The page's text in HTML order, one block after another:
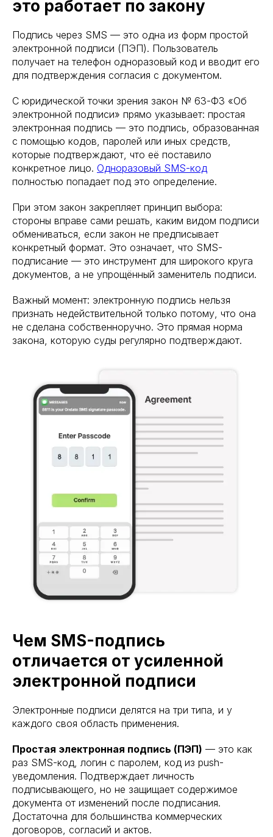
это работает по закону
Подпись через SMS — это одна из форм простой
электронной подписи (ПЭП). Пользователь
получает на телефон одноразовый код и вводит его
для подтверждения согласия с документом.
С юридической точки зрения закон № 63-ФЗ «Об
электронной подписи» прямо указывает: простая
электронная подпись — это подпись, образованная
с помощью кодов, паролей или иных средств,
которые подтверждают, что её поставило
конкретное лицо. Одноразовый SMS-код
полностью попадает под это определение.
При этом закон закрепляет принцип выбора:
стороны вправе сами решать, каким видом подписи
обмениваться, если закон не предписывает
конкретный формат. Это означает, что SMS-
подписание — это инструмент для широкого круга
документов, а не упрощённый заменитель подписи.
Важный момент: электронную подпись нельзя
признать недействительной только потому, что она
не сделана собственноручно. Это прямая норма
закона, которую суды регулярно подтверждают.
Чем SMS-подпись
отличается от усиленной
электронной подписи
Электронные подписи делятся на три типа, и у
каждого своя область применения.
Простая электронная подпись (ПЭП) — это как
раз SMS-код, логин с паролем, код из push-
уведомления. Подтверждает личность
подписывающего, но не защищает содержимое
документа от изменений после подписания.
Достаточна для большинства коммерческих
договоров, согласий и актов.